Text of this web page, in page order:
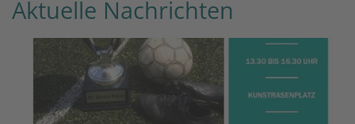
Aktuelle Nachrichten